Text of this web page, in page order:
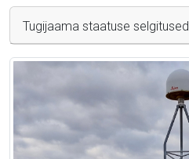
Tugijaama staatuse selgitused